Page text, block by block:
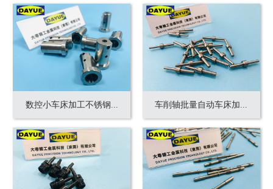
数控小车床加工不锈钢... 车削轴批量自动车床加...